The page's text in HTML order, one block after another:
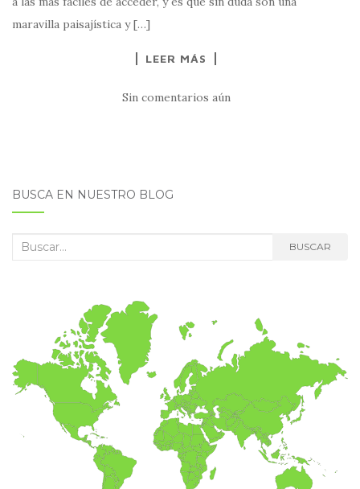
maravilla paisajística y […]
LEER MÁS
Sin comentarios aún
BUSCA EN NUESTRO BLOG
Buscar: BUSCAR